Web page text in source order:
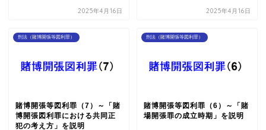
2025年4月16日 2025年4月16日
刑法（賭博開張等図利罪）
賭博開張等図利罪（7）～「賭
博開張図利罪における共同正
犯の考え方」を説明
刑法（賭博開張等図利罪）
賭博開張等図利罪（6）～「賭
場開張罪の成立時期」を説明